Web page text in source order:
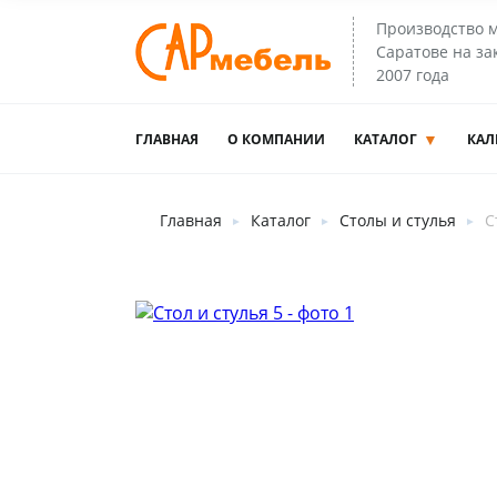
Производство
Саратове на
2007 года
ГЛАВНАЯ О КОМПАНИИ КАТАЛОГ
Главная ► Каталог ► Столы и стулья ►